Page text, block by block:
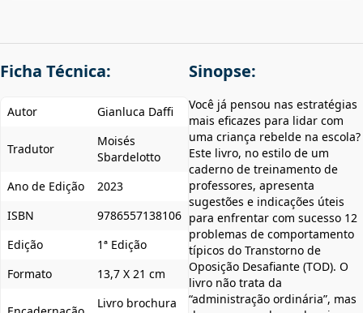
Ficha Técnica:
Autor Gianluca Daffi
Tradutor
Moisés
Sbardelotto
Ano de Edição
2023
ISBN
9786557138106
Edição
1ª Edição
Formato
13,7 X 21 cm
Livro brochura
Sinopse:
Você já pensou nas estratégias
mais eficazes para lidar com
uma criança rebelde na escola?
Este livro, no estilo de um
caderno de treinamento de
professores, apresenta
sugestões e indicações úteis
para enfrentar com sucesso 12
problemas de comportamento
típicos do Transtorno de
Oposição Desafiante (TOD). O
livro não trata da
“administração ordinária”, mas